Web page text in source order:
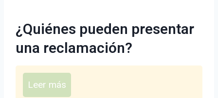
¿Quiénes pueden presentar
una reclamación?
Leer más